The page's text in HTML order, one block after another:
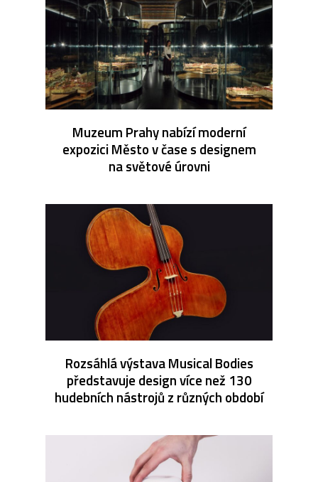
Muzeum Prahy nabízí moderní
expozici Město v čase s designem
na světové úrovni
Rozsáhlá výstava Musical Bodies
představuje design více než 130
hudebních nástrojů z různých období